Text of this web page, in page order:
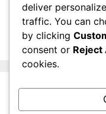
November 2025
October 2025
deliver
traffic. You can
by clicking
consent or Reject
cookies.